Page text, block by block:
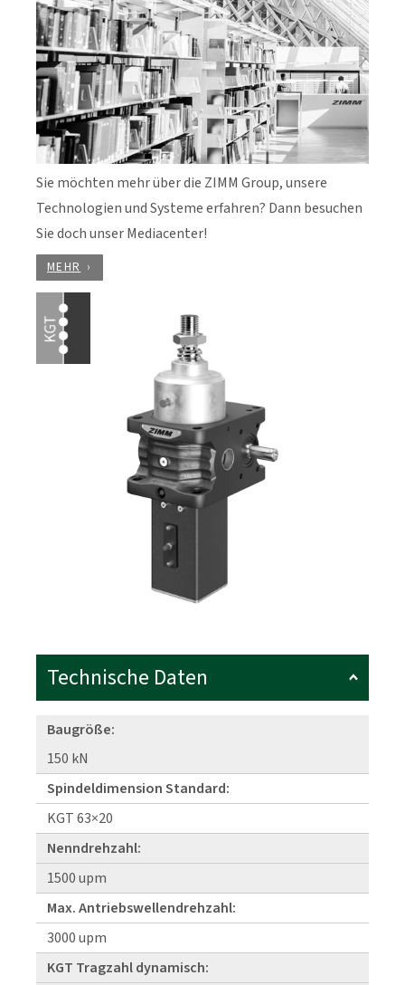
Sie möchten mehr über die ZIMM Group, unsere
Technologien und Systeme erfahren? Dann besuchen
Sie doch unser Mediacenter!
MEHR
Technische Daten
Baugröße:
150 kN
Spindeldimension Standard:
KGT 63×20
Nenndrehzahl:
1500 upm
Max. Antriebswellendrehzahl:
3000 upm
KGT Tragzahl dynamisch: